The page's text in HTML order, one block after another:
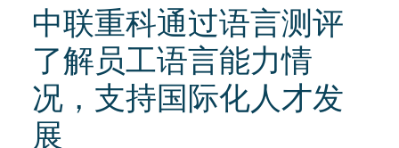
中联重科通过语言测评
了解员工语言能力情
况，支持国际化人才发
展